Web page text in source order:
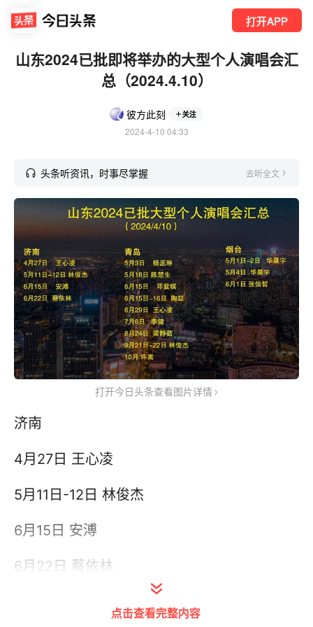
打开APP
山东2024已批即将举办的大型个人演唱会汇
总（2024.4.10）
彼方此刻 关注
2024-4-10 04:33
头条听资讯，时事尽掌握 去听全文
打开今日头条查看图片详情
济南
4月27日 王心凌
5月11日-12日 林俊杰
6月15日 安溥
6月22日 蔡依林
点击查看完整内容